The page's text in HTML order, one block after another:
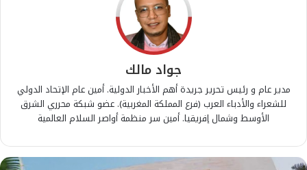
جواد مالك
مدير عام و رئيس تحرير جريدة أهم الأخبار الدولية. أمين عام الإتحاد الدولي
للشعراء والأدباء العرب (فرع المملكة المغربية). عضو شبكة محرري الشرق
الأوسط وشمال إفريقيا. أمين سر منظمة أواصر السلام العالمية